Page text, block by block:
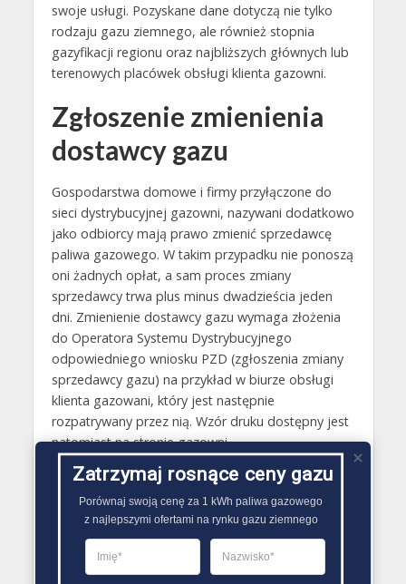
swoje usługi. Pozyskane dane dotyczą nie tylko
rodzaju gazu ziemnego, ale również stopnia
gazyfikacji regionu oraz najbliższych głównych lub
terenowych placówek obsługi klienta gazowni.
Zgłoszenie zmienienia
dostawcy gazu
Gospodarstwa domowe i firmy przyłączone do
sieci dystrybucyjnej gazowni, nazywani dodatkowo
jako odbiorcy mają prawo zmienić sprzedawcę
paliwa gazowego. W takim przypadku nie ponoszą
oni żadnych opłat, a sam proces zmiany
sprzedawcy trwa plus minus dwadzieścia jeden
dni. Zmienienie dostawcy gazu wymaga złożenia
do Operatora Systemu Dystrybucyjnego
odpowiedniego wniosku PZD (zgłoszenia zmiany
sprzedawcy gazu) na przykład w biurze obsługi
klienta gazowani, który jest następnie
rozpatrywany przez nią. Wzór druku dostępny jest
natomiast na stronie gazowni.
Gazy techniczne Kartuzy
Butle gazowe Kartuzy
Gaz płynny Kartuzy
LPG Kartuzy
Zatrzymaj rosnące ceny gazu
Porównaj swoją cenę za 1 kWh paliwa gazowego
z najlepszymi ofertami na rynku gazu ziemnego